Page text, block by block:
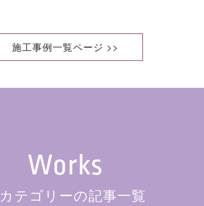
施工事例一覧ページ >>
Works
テゴリーの記事一覧